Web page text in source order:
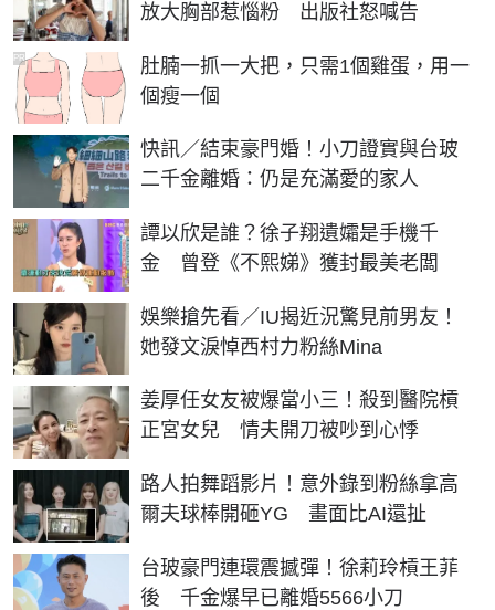
放大胸部惹惱粉 出版社怒喊告
肚腩一抓一大把，只需1個雞蛋，用一
個瘦一個
PR
快訊／結束豪門婚！小刀證實與台玻
二千金離婚：仍是充滿愛的家人
譚以欣是誰？徐子翔遺孀是手機千
金 曾登《不熙娣》獲封最美老闆
娛樂搶先看／IU揭近況驚見前男友！
她發文淚悼西村力粉絲Mina
姜厚任女友被爆當小三！殺到醫院槓
正宮女兒 情夫開刀被吵到心悸
路人拍舞蹈影片！意外錄到粉絲拿高
爾夫球棒開砸YG 畫面比AI還扯
台玻豪門連環震撼彈！徐莉玲槓王菲
後 千金爆早已離婚5566小刀